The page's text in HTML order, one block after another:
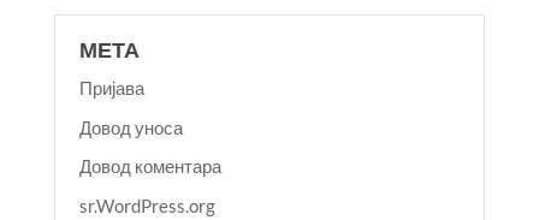
МЕТА
Пријава
Довод уноса
Довод коментара
sr.WordPress.org